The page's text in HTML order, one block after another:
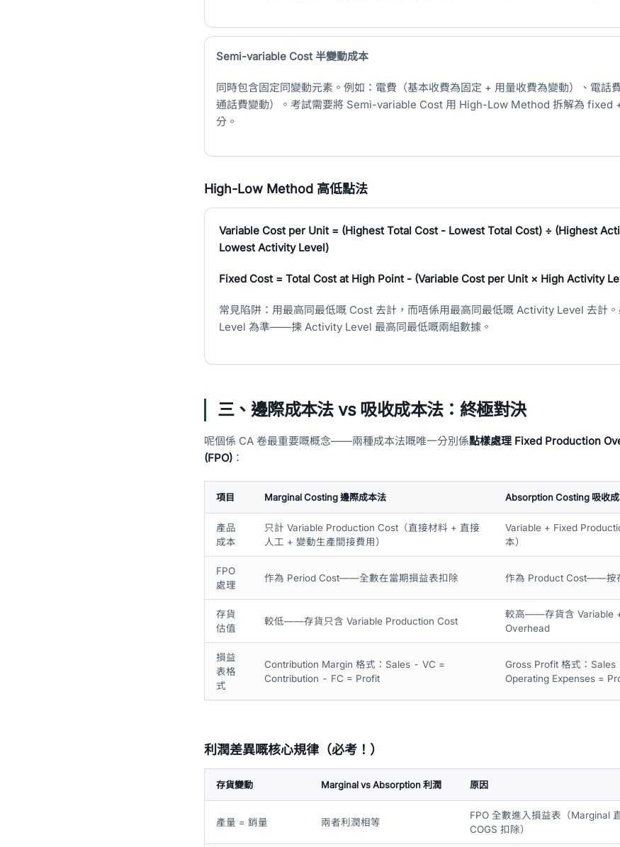
Semi-variable Cost 半變動成本
同時包含固定同變動元素。例如：電費（基本收費為固定 + 用量收費為變動）、電話
通話費變動）。考試需要將 Semi-variable Cost 用 High-Low Method 拆解為 fixed
分。
High-Low Method 高低點法
Variable Cost per Unit = (Highest Total Cost - Lowest Total Cost) ÷ (Highest
Lowest Activity Level)
Fixed Cost = Total Cost at High Point - (Variable Cost per Unit × High Activity
常見陷阱：用最高同最低嘅 Cost 去計，而唔係用最高同最低嘅 Activity Level 去計
Level 為準——揀 Activity Level 最高同最低嘅兩組數據。
三、邊際成本法 vs 吸收成本法：終極對決
呢個係 CA 卷最重要嘅概念——兩種成本法嘅唯一分別係點樣處理 Fixed Production
(FPO) ：
項目 Marginal Costing 邊際成本法 Absorption Costing 吸收
產品
成本
只計 Variable Production Cost（直接材料 + 直接
人工 + 變動生產間接費用）
Variable + Fixed
本）
FPO
處理
作為 Period Cost——全數在當期損益表扣除 作為 Product Cost——按
存貨
估值
較低——存貨只含 Variable Production Cost
較高——存貨含 Variable
Overhead
損益
表格
式
Contribution Margin 格式：Sales - VC =
Contribution - FC = Profit
Gross Profit 格式：
Operating Expenses =
利潤差異嘅核心規律（必考！）
存貨變動 Marginal vs Absorption 利潤 原因
產量 = 銷量 兩者利潤相等
FPO 全數進入損益表（Marginal
COGS 扣除）